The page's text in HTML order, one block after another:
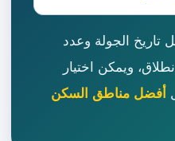
تاريخ الجولة وعدد
ويمكن اختيار
أفضل مناطق السكن